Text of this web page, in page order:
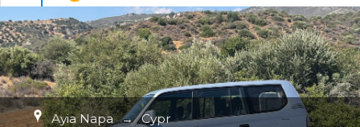
Ayia Napa → Cypr